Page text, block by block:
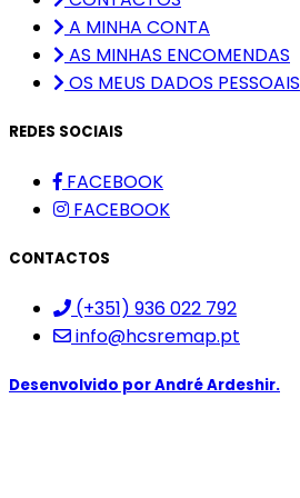
A MINHA CONTA
AS MINHAS ENCOMENDAS
OS MEUS DADOS PESSOAIS
REDES SOCIAIS
FACEBOOK
FACEBOOK
CONTACTOS
(+351) 936 022 792
info@hcsremap.pt
Desenvolvido porAndré Ardeshir.